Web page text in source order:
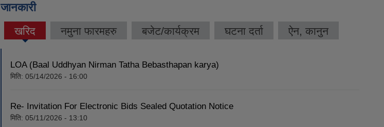
जानकारी
खरिद
(active
नमुना फारमहरु बजेट/कार्यक्रम घटना दर्ता ऐन, कानुन
LOA (Baal Uddhyan Nirman Tatha Bebasthapan karya)
मिति: 05/14/2026 - 16:00
Re- Invitation For Electronic Bids Sealed Quotation Notice
मिति: 05/11/2026 - 13:10